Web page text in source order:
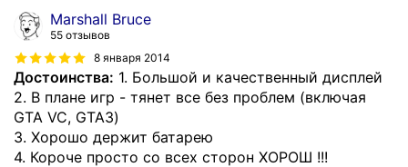
Marshall Bruce
55 отзывов
8 января 2014
Достоинства: 1. Большой и качественный дисплей
2. В плане игр - тянет все без проблем (включая
GTA VC, GTA3)
3. Хорошо держит батарею
4. Короче просто со всех сторон ХОРОШ !!!